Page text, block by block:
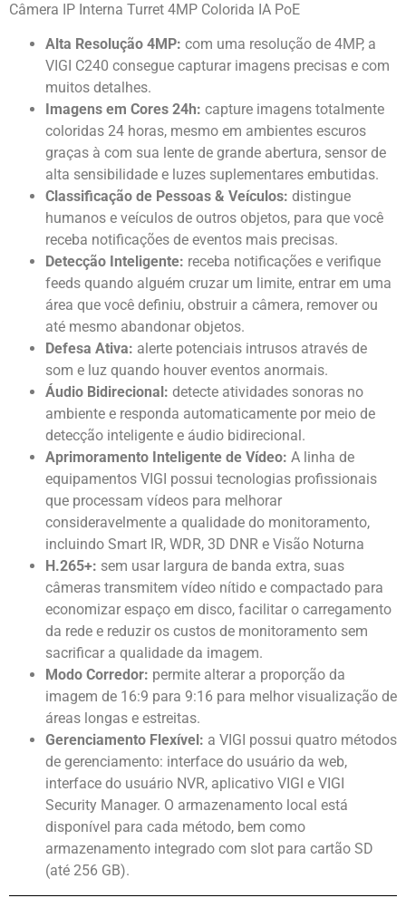
Câmera IP Interna Turret 4MP Colorida IA PoE
Alta Resolução 4MP: com uma resolução de 4MP, a
VIGI C240 consegue capturar imagens precisas e com
muitos detalhes.
Imagens em Cores 24h: capture imagens totalmente
coloridas 24 horas, mesmo em ambientes escuros
graças à com sua lente de grande abertura, sensor de
alta sensibilidade e luzes suplementares embutidas.
Classificação de Pessoas & Veículos: distingue
humanos e veículos de outros objetos, para que você
receba notificações de eventos mais precisas.
Detecção Inteligente: receba notificações e verifique
feeds quando alguém cruzar um limite, entrar em uma
área que você definiu, obstruir a câmera, remover ou
até mesmo abandonar objetos.
Defesa Ativa: alerte potenciais intrusos através de
som e luz quando houver eventos anormais.
Áudio Bidirecional: detecte atividades sonoras no
ambiente e responda automaticamente por meio de
detecção inteligente e áudio bidirecional.
Aprimoramento Inteligente de Vídeo: A linha de
equipamentos VIGI possui tecnologias profissionais
que processam vídeos para melhorar
consideravelmente a qualidade do monitoramento,
incluindo Smart IR, WDR, 3D DNR e Visão Noturna
H.265+: sem usar largura de banda extra, suas
câmeras transmitem vídeo nítido e compactado para
economizar espaço em disco, facilitar o carregamento
da rede e reduzir os custos de monitoramento sem
sacrificar a qualidade da imagem.
Modo Corredor: permite alterar a proporção da
imagem de 16:9 para 9:16 para melhor visualização de
áreas longas e estreitas.
Gerenciamento Flexível: a VIGI possui quatro métodos
de gerenciamento: interface do usuário da web,
interface do usuário NVR, aplicativo VIGI e VIGI
Security Manager. O armazenamento local está
disponível para cada método, bem como
armazenamento integrado com slot para cartão SD
(até 256 GB).